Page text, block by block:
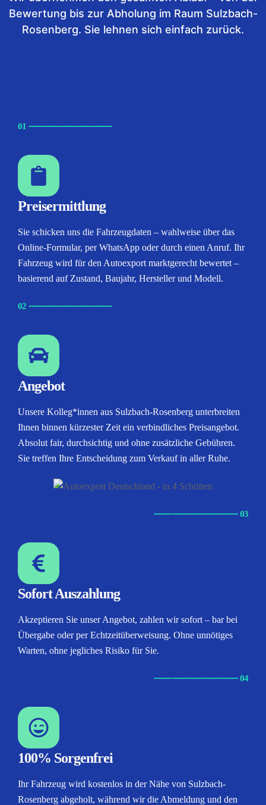
Bewertung bis zur Abholung im Raum Sulzbach-
Rosenberg. Sie lehnen sich einfach zurück.
01 ⸺⸺⸺⸺⸺
Preisermittlung
Sie schicken uns die Fahrzeugdaten – wahlweise über das
Online-Formular, per WhatsApp oder durch einen Anruf. Ihr
Fahrzeug wird für den Autoexport marktgerecht bewertet –
basierend auf Zustand, Baujahr, Hersteller und Modell.
02 ⸺⸺⸺⸺⸺
Angebot
Unsere Kolleg*innen aus Sulzbach-Rosenberg unterbreiten
Ihnen binnen kürzester Zeit ein verbindliches Preisangebot.
Absolut fair, durchsichtig und ohne zusätzliche Gebühren.
Sie treffen Ihre Entscheidung zum Verkauf in aller Ruhe.
⸺⸺⸺⸺⸺ 03
Sofort Auszahlung
Akzeptieren Sie unser Angebot, zahlen wir sofort – bar bei
Übergabe oder per Echtzeitüberweisung. Ohne unnötiges
Warten, ohne jegliches Risiko für Sie.
⸺⸺⸺⸺⸺ 04
100% Sorgenfrei
Ihr Fahrzeug wird kostenlos in der Nähe von Sulzbach-
Rosenberg abgeholt, während wir die Abmeldung und den